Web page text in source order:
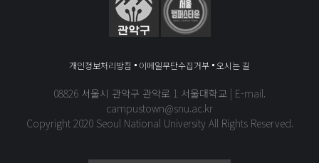
개인정보처리방침 이메일무단수집거부 오시는 길
08826 서울시 관악구 관악로 1 서울대학교 | E-mail.
campustown@snu.ac.kr
Copyright 2020 Seoul National University All Rights Reserved.